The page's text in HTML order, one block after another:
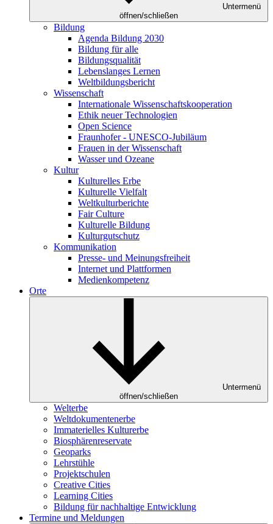
Untermenü
öffnen/schließen
Bildung
Agenda Bildung 2030
Bildung für alle
Bildungsqualität
Lebenslanges Lernen
Weltbildungsbericht
Wissenschaft
Internationale Wissenschaftskooperation
Ethik neuer Technologien
Open Science
Fraunhofer - UNESCO-Jubiläum
Frauen in der Wissenschaft
Wasser und Ozeane
Kultur
Kulturelles Erbe
Kulturelle Vielfalt
Weltkulturberichte
Fair Culture
Kulturelle Bildung
Kulturgutschutz
Kommunikation
Presse- und Meinungsfreiheit
Internet und Plattformen
Medienkompetenz
Orte
Untermenü
öffnen/schließen
Welterbe
Weltdokumentenerbe
Immaterielles Kulturerbe
Biosphärenreservate
Geoparks
Lehrstühle
Projektschulen
Creative Cities
Learning Cities
Bildung für nachhaltige Entwicklung
Termine und Meldungen